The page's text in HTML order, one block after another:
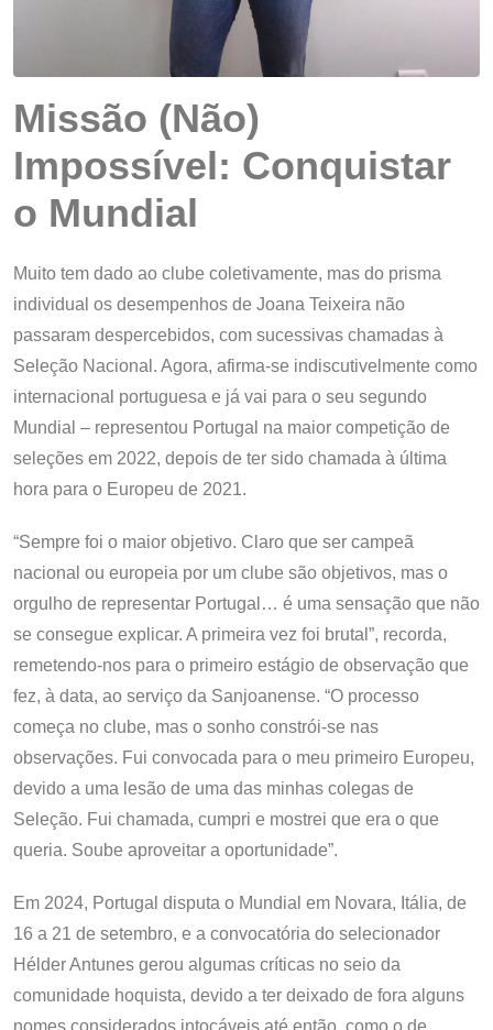
Missão (Não)
Impossível: Conquistar
o Mundial
Muito tem dado ao clube coletivamente, mas do prisma
individual os desempenhos de Joana Teixeira não
passaram despercebidos, com sucessivas chamadas à
Seleção Nacional. Agora, afirma-se indiscutivelmente como
internacional portuguesa e já vai para o seu segundo
Mundial – representou Portugal na maior competição de
seleções em 2022, depois de ter sido chamada à última
hora para o Europeu de 2021.
“Sempre foi o maior objetivo. Claro que ser campeã
nacional ou europeia por um clube são objetivos, mas o
orgulho de representar Portugal… é uma sensação que não
se consegue explicar. A primeira vez foi brutal”, recorda,
remetendo-nos para o primeiro estágio de observação que
fez, à data, ao serviço da Sanjoanense. “O processo
começa no clube, mas o sonho constrói-se nas
observações. Fui convocada para o meu primeiro Europeu,
devido a uma lesão de uma das minhas colegas de
Seleção. Fui chamada, cumpri e mostrei que era o que
queria. Soube aproveitar a oportunidade”.
Em 2024, Portugal disputa o Mundial em Novara, Itália, de
16 a 21 de setembro, e a convocatória do selecionador
Hélder Antunes gerou algumas críticas no seio da
comunidade hoquista, devido a ter deixado de fora alguns